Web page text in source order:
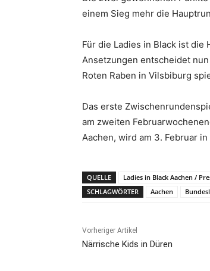
einem Sieg mehr die
Für die Ladies in Black ist
Ansetzungen entscheidet
Roten Raben in Vilsbiburg
Das erste
am zweiten
Aachen, wird am 3. Februar
QUELLE
Ladies in Black Aachen /
SCHLAGWÖRTER
Aachen
Vorheriger Artikel
Närrische Kids in Düren